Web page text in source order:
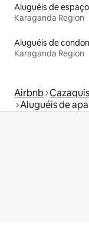
Karaganda Region
Aluguéis de
Karaganda Region
Airbnb
Aluguéis de